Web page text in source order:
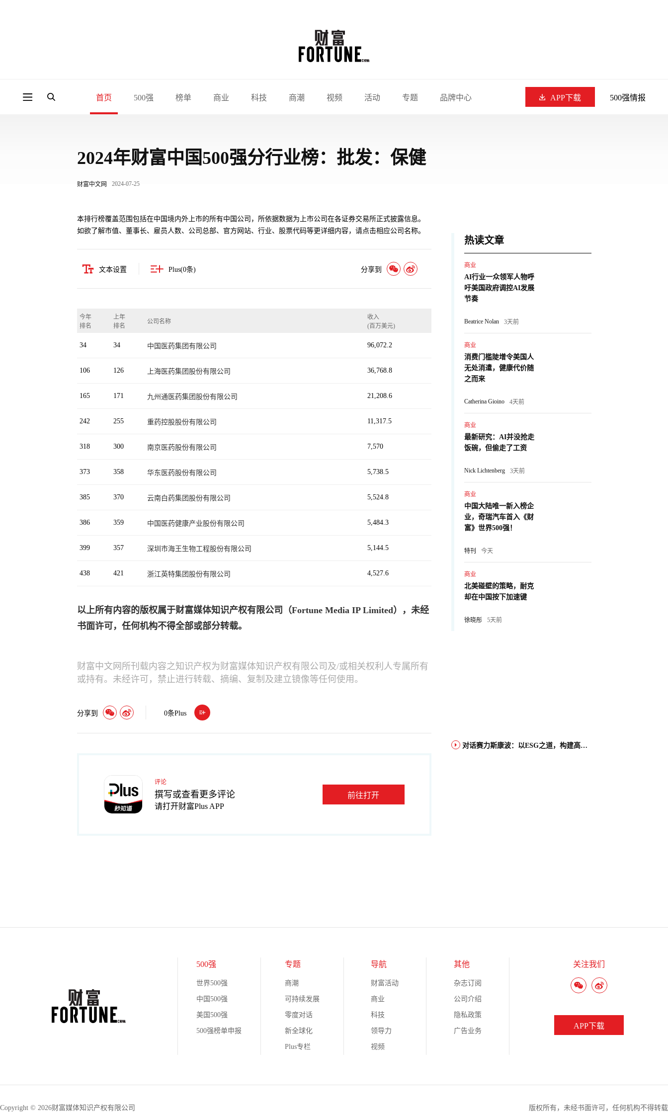
首页 500强 榜单 商业 科技 商潮 视频 活动 专题 品牌中心 APP下载 500强情报
2024年财富中国500强分行业榜：批发：保健
财富中文网 2024-07-25
本排行榜覆盖范围包括在中国境内外上市的所有中国公司，所依据数据为上市公司在各证券交易所正式披露信息。
如欲了解市值、董事长、雇员人数、公司总部、官方网站、行业、股票代码等更详细内容，请点击相应公司名称。
文本设置 Plus(0条) 分享到
今年
排名
上年
排名
公司名称
收入
(百万美元)
34 34 中国医药集团有限公司 96,072.2
106 126 上海医药集团股份有限公司 36,768.8
165 171 九州通医药集团股份有限公司 21,208.6
242 255 重药控股股份有限公司 11,317.5
318 300 南京医药股份有限公司 7,570
373 358 华东医药股份有限公司 5,738.5
385 370 云南白药集团股份有限公司 5,524.8
386 359 中国医药健康产业股份有限公司 5,484.3
399 357 深圳市海王生物工程股份有限公司 5,144.5
438 421 浙江英特集团股份有限公司 4,527.6
以上所有内容的版权属于财富媒体知识产权有限公司（Fortune Media IP Limited），未经
书面许可，任何机构不得全部或部分转载。
财富中文网所刊载内容之知识产权为财富媒体知识产权有限公司及/或相关权利人专属所有
或持有。未经许可，禁止进行转载、摘编、复制及建立镜像等任何使用。
分享到 0条Plus
评论
撰写或查看更多评论
请打开财富Plus APP
前往打开
热读文章
商业
AI行业一众领军人物呼
吁美国政府调控AI发展
节奏
Beatrice Nolan 3天前
商业
消费门槛陡增令美国人
无处消遣，健康代价随
之而来
Catherina Gioino 4天前
商业
最新研究：AI并没抢走
饭碗，但偷走了工资
Nick Lichtenberg 3天前
商业
中国大陆唯一新入榜企
业，奇瑞汽车首入《财
富》世界500强！
特刊 今天
商业
北美碰壁的策略，耐克
却在中国按下加速键
徐晓彤 5天前
对话赛力斯康波：以ESG之道，构建高端智能汽车品牌全球竞争力
500强
世界500强
中国500强
美国500强
500强榜单申报
专题
商潮
可持续发展
零度对话
新全球化
Plus专栏
导航
财富活动
商业
科技
领导力
视频
其他
杂志订阅
公司介绍
隐私政策
广告业务
关注我们
APP下载
Copyright © 2026财富媒体知识产权有限公司 版权所有，未经书面许可，任何机构不得转载